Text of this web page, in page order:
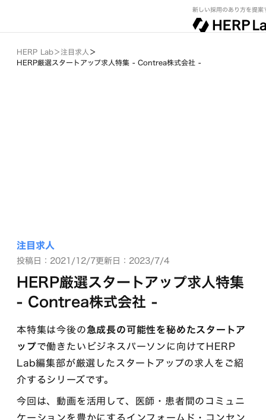
新しい採用のあり方を提案
HERP Lab＞注目求人＞
HERP厳選スタートアップ求人特集 - Contrea株式会社 -
注目求人
投稿日：2021/12/7更新日：2023/7/4
HERP厳選スタートアップ求人特集
- Contrea株式会社 -
本特集は今後の急成長の可能性を秘めたスタートア
ップで働きたいビジネスパーソンに向けてHERP
Lab編集部が厳選したスタートアップの求人をご紹
介するシリーズです。
今回は、動画を活用して、医師・患者間のコミュニ